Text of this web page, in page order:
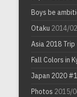
Boys be
Otaku 2014/
Asia 2018 Trip
Fall Colors in
Japan 2020
Photos 2015/